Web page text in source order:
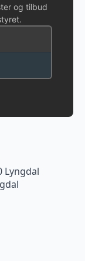
og tilbud
Lyngdal